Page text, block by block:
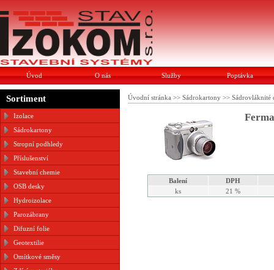
Úvod O nás Služby Poptávka
Sortiment
Izolace
Sádrokartony
Stropní podhledy
Příslušenství
Stavební chemie
OSB desky
Hydroizolace
Parozábrany
Difuzní folie
Geotextilie
Omítkové směsy
Úvodní stránka >> Sádrokartony >> Sádrovláknité
Balení
DPH
ks
21 %